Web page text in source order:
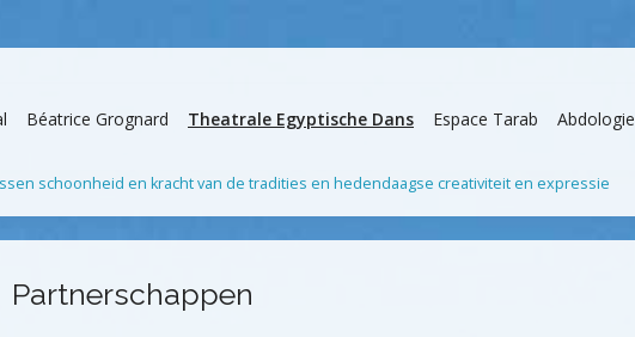
Béatrice Grognard Theatrale Egyptische Dans Espace Tarab Abdologie
schoonheid en kracht van de tradities en hedendaagse creativiteit en expressie
Partnerschappen